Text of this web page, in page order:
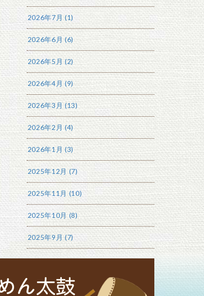
2026年7月 (1)
2026年6月 (6)
2026年5月 (2)
2026年4月 (9)
2026年3月 (13)
2026年2月 (4)
2026年1月 (3)
2025年12月 (7)
2025年11月 (10)
2025年10月 (8)
2025年9月 (7)